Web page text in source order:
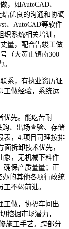
如AutoCAD、
结优良的沟通和协调
、AutoCAD等软件
系统相关培训，
量，配合告竣工做
（大黄山镇南300
系，有执业资历证
工做经验，系统运
先。能吃苦耐
购、出场查验、存储
表，4.项目司理按排
拆卸技术优先，
象，无机械下料件
确保产质量量；正
办的其他各项行政统
不竭前进。
做，协帮车间出
挖掘市场潜力，
施工手艺。跨部分